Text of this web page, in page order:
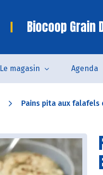
Biocoop Grain
Le magasin Agenda
Pains pita aux falafels